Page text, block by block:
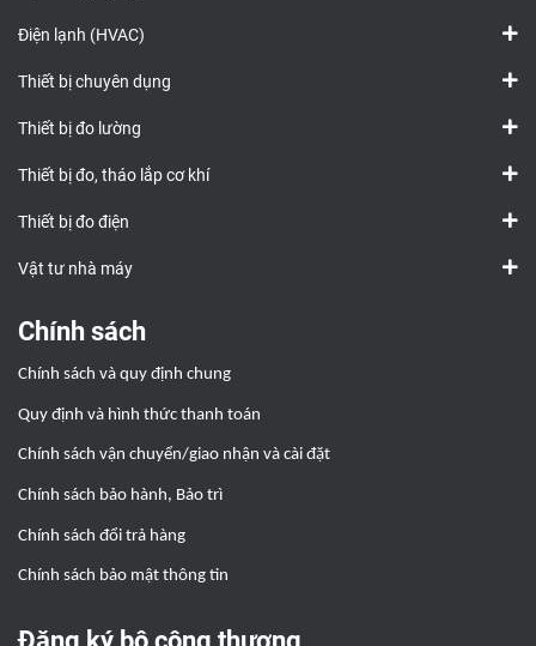
Điện lạnh (HVAC)
Thiết bị chuyên dụng
Thiết bị đo lường
Thiết bị đo, tháo lắp cơ khí
Thiết bị đo điện
Vật tư nhà máy
Chính sách
Chính sách và quy định chung
Quy định và hình thức thanh toán
Chính sách vận chuyển/giao nhận và cài đặt
Chính sách bảo hành, Bảo trì
Chính sách đổi trả hàng
Chính sách bảo mật thông tin